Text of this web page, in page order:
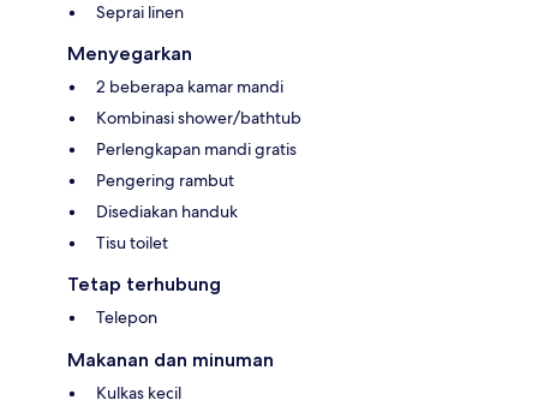
Seprai linen
Menyegarkan
2 beberapa kamar mandi
Kombinasi shower/bathtub
Perlengkapan mandi gratis
Pengering rambut
Disediakan handuk
Tisu toilet
Tetap terhubung
Telepon
Makanan dan minuman
Kulkas kecil